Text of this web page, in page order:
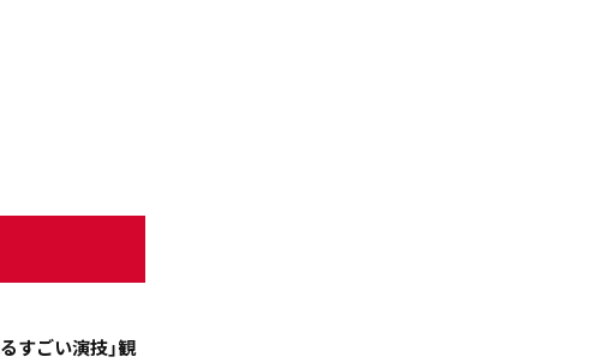
すごい演技」観